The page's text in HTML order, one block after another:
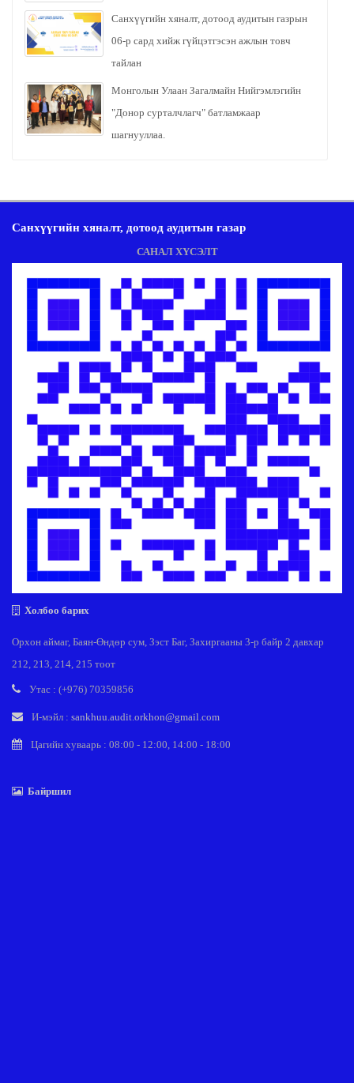
Санхүүгийн хяналт, дотоод аудитын газрын
06-р сард хийж гүйцэтгэсэн ажлын товч
тайлан
Монголын Улаан Загалмайн Нийгэмлэгийн
"Донор сурталчлагч" батламжаар
шагнууллаа.
Санхүүгийн хяналт, дотоод аудитын газар
САНАЛ ХҮСЭЛТ
Холбоо барих
Орхон аймаг, Баян-Өндөр сум, Зэст Баг, Захиргааны 3-р байр 2 давхар
212, 213, 214, 215 тоот
Утас : (+976) 70359856
И-мэйл : sankhuu.audit.orkhon@gmail.com
Цагийн хуваарь : 08:00 - 12:00, 14:00 - 18:00
Байршил